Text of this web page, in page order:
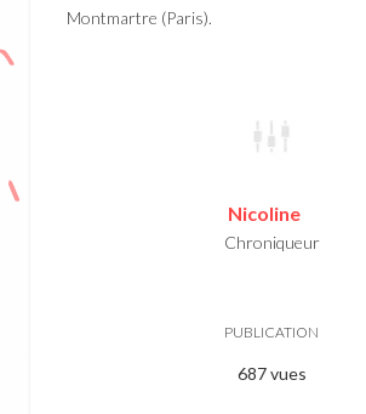
Montmartre (Paris).
Nicoline
Chroniqueur
PUBLICATION
687 vues